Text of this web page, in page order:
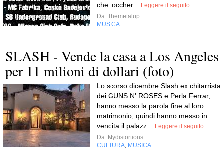
che toccher...
Leggere il seguito
Da Themetalup
MUSICA
SLASH - Vende la casa a Los Angeles
per 11 milioni di dollari (foto)
Lo scorso dicembre Slash ex chitarrista
dei GUNS N' ROSES e Perla Ferrar,
hanno messo la parola fine al loro
matrimonio, quindi hanno messo in
vendita il palazz...
Leggere il seguito
Da Mydistortions
CULTURA MUSICA